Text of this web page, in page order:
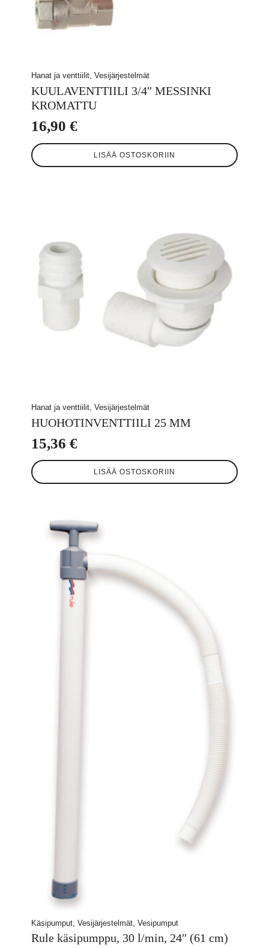
Hanat ja venttiilit, Vesijärjestelmät
KUULAVENTTIILI 3/4″ MESSINKI
KROMATTU
16,90 €
LISÄÄ OSTOSKORIIN
Hanat ja venttiilit, Vesijärjestelmät
HUOHOTINVENTTIILI 25 MM
15,36 €
LISÄÄ OSTOSKORIIN
Käsipumput, Vesijärjestelmät, Vesipumput
Rule käsipumppu, 30 l/min, 24″ (61 cm)